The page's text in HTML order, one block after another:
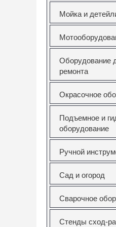
Мойка и
Оборудование
ремонта
Окрасочное
Подъемное и
оборудование
Ручной
Сад и огород
Сварочное
Стенды сход-
Вставка резьбовая
M10X1.5 Vertul
VR50727E
130.00руб.
заказать